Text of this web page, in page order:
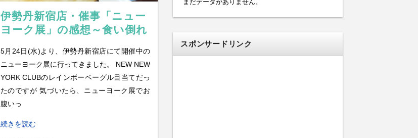
伊勢丹新宿店・催事「ニュー
ヨーク展」の感想～食い倒れ
5月24日(水)より、伊勢丹新宿店にて開催中の
ニューヨーク展に行ってきました。 NEW NEW
YORK CLUBのレインボーベーグル目当てだっ
たのですが 気づいたら、ニューヨーク展でお
腹いっ
続きを読む
まだデータがありません。
スポンサードリンク